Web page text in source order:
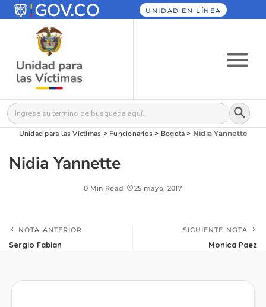
UNIDAD EN LÍNEA
Buscar: Botón
Unidad para las Víctimas > Funcionarios > Bogotá > Nidia Yannette
Nidia Yannette
0 Min Read 25 mayo, 2017
NOTA ANTERIOR
Sergio Fabian
SIGUIENTE NOTA
Monica Paez